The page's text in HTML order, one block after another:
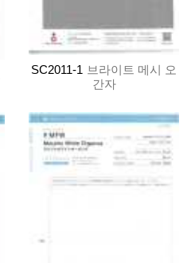
SC2011-1 브라이트 메시 오
간자